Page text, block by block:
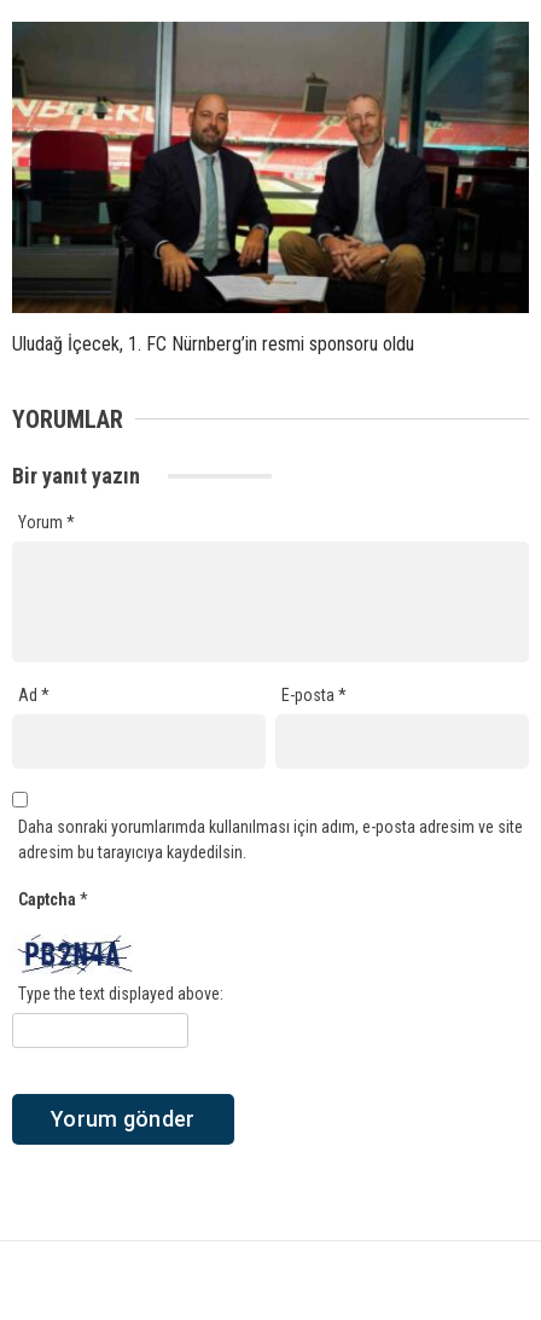
Uludağ İçecek, 1. FC Nürnberg’in resmi sponsoru oldu
YORUMLAR
Bir yanıt yazın
Yorum *
Ad * E-posta*
Daha sonraki yorumlarımda kullanılması için adım, e-posta adresim ve site
adresim bu tarayıcıya kaydedilsin.
Captcha *
Type the text displayed above: